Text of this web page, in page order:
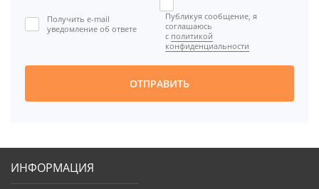
Получить e-mail
уведомление об ответе
Публикуя сообщение, я
соглашаюсь
с политикой
конфиденциальности
ОТПРАВИТЬ
ИНФОРМАЦИЯ